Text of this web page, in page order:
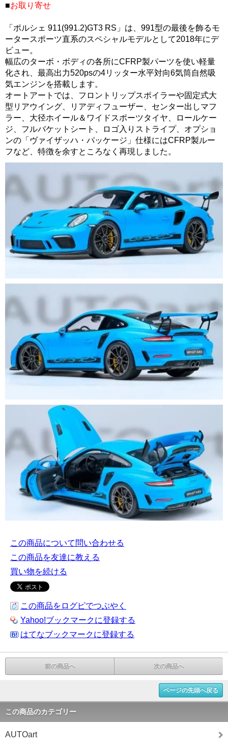
■お取り寄せ
「ポルシェ 911(991.2)GT3 RS」は、991型の最後を飾るモ
ータースポーツ直系のスペシャルモデルとして2018年にデ
ビュー。
幅広のターボ・ボディの各所にCFRP製パーツを使い軽量
化され、最高出力520psの4リッター水平対向6気筒自然吸
気エンジンを搭載します。
オートアートでは、フロントリップスポイラーや固定式大
型リアウイング、リアディフューザー、センター出しマフ
ラー、大径ホイール＆ワイドスポーツタイヤ、ロールケー
ジ、フルバケットシート、ロゴ入りストライプ、オプショ
ンの「ヴァイザッハ・パッケージ」仕様にはCFRP製ルー
フなど、特徴を余すところなく再現しました。
この商品について問い合わせる
この商品を友達に教える
買い物を続ける
この商品をログピでつぶやく
Yahoo!ブックマークに登録する
はてなブックマークに登録する
前の商品へ 次の商品へ
ページの先頭へ戻る
この商品のカテゴリー
AUTOart